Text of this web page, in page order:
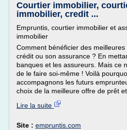
Courtier immobilier,
immobilier, credit ...
Empruntis, courtier immobilier et
immobilier
Comment bénéficier des
crédit ou son assurance ? En
banques et les assureurs. Mais ce
de le faire soi-même ! Voilà
accompagnons les futurs
choix de la meilleure offre de prêt
Lire la suite
Site : empruntis.com